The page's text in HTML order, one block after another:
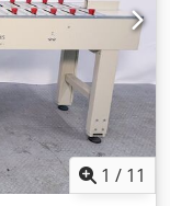
1 / 11